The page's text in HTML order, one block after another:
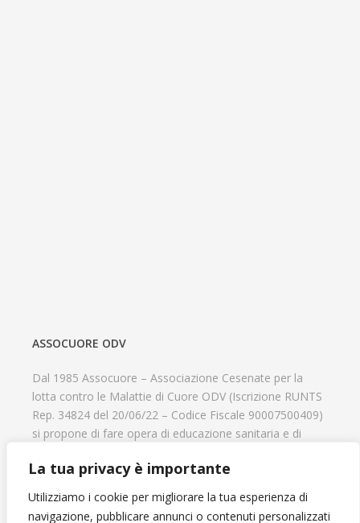
La tua privacy è importante
Utilizziamo i cookie per migliorare la tua esperienza di
navigazione, pubblicare annunci o contenuti personalizzati
ASSOCUORE ODV
Dal 1985 Assocuore – Associazione Cesenate per la
lotta contro le Malattie di Cuore ODV (Iscrizione RUNTS
Rep. 34824 del 20/06/22 – Codice Fiscale 90007500409)
si propone di fare opera di educazione sanitaria e di
psicofisico di tutti coloro che hanno un problema